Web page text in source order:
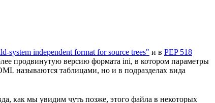
system independent format for source trees" и в PEP 518
продвинутую версию формата ini, в котором параметры
называются таблицами, но и в подразделах вида
как мы увидим чуть позже, этого файла в некоторых